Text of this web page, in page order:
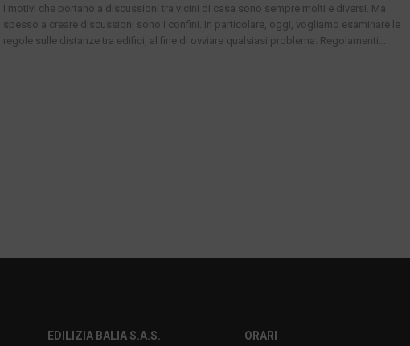
I motivi che portano a discussioni tra vicini di casa sono sempre molti e diversi. Ma
spesso a creare discussioni sono i confini. In particolare, oggi, vogliamo esaminare le
regole sulle distanze tra edifici, al fine di ovviare qualsiasi problema. Regolamenti...
EDILIZIA BALIA S.A.S. ORARI